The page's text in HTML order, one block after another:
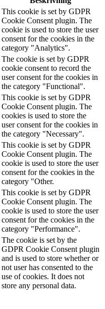
This cookie is set by GDPR
Cookie Consent plugin. The
cookie is used to store the user
consent for the cookies in the
category "Analytics".
The cookie is set by GDPR
cookie consent to record the
user consent for the cookies in
the category "Functional".
This cookie is set by GDPR
Cookie Consent plugin. The
cookies is used to store the
user consent for the cookies in
the category "Necessary".
This cookie is set by GDPR
Cookie Consent plugin. The
cookie is used to store the user
consent for the cookies in the
category "Other.
This cookie is set by GDPR
Cookie Consent plugin. The
cookie is used to store the user
consent for the cookies in the
category "Performance".
The cookie is set by the
GDPR Cookie Consent plugin
and is used to store whether or
not user has consented to the
use of cookies. It does not
store any personal data.